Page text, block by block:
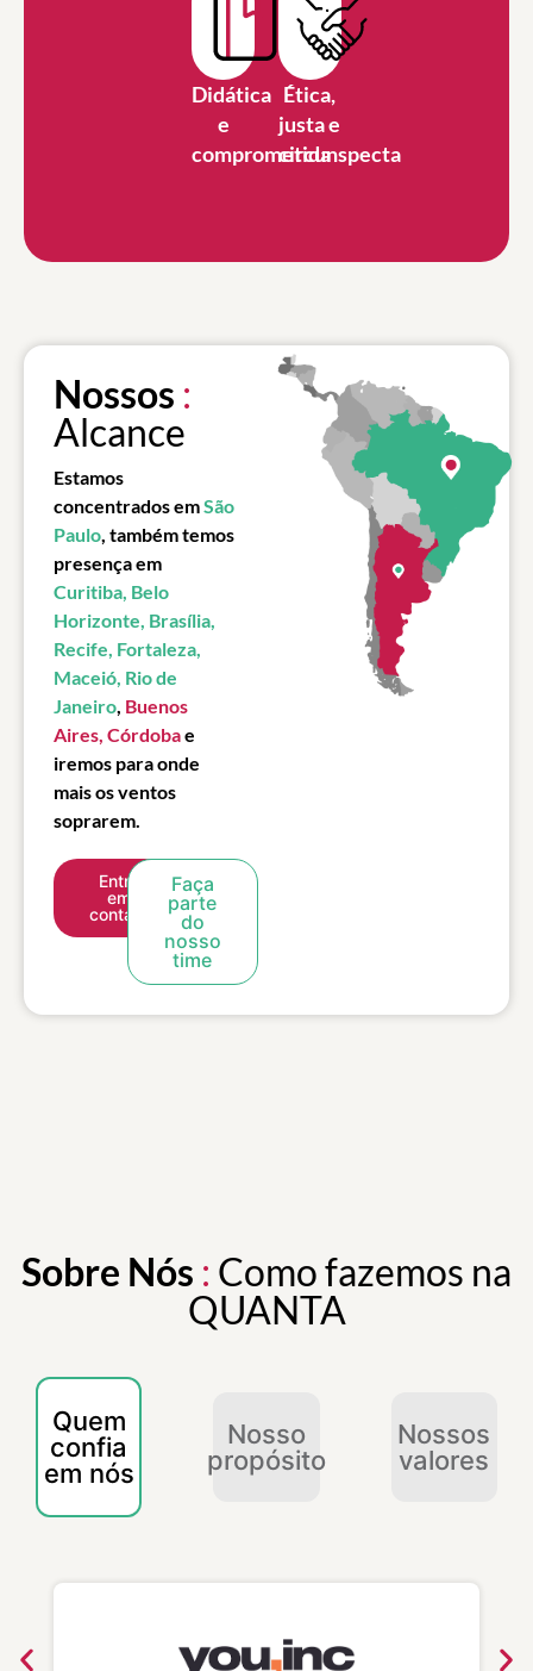
Didática
e
comprometida
Ética,
justa e
circunspecta
Nossos :
Alcance
Estamos
concentrados emSão
Paulo , também temos
presença em
Curitiba, Belo
Horizonte, Brasília,
Recife, Fortaleza,
Maceió, Rio de
Janeiro Buenos
Aires, Córdobae
iremos para onde
mais os ventos
soprarem.
Entre
em
contato
Faça
parte
do
nosso
time
Sobre Nós : Como fazemos na
QUANTA
Quem
confia
em nós
Nosso
propósito
Nossos
valores